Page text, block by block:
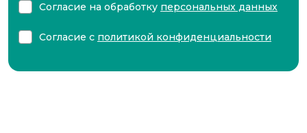
Согласие на обработку персональных данных
Согласие с политикой конфиденциальности